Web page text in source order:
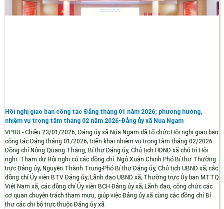
Hội nghị giao ban công tác Đảng tháng 01 năm 2026; phương hướng,
nhiệm vụ trọng tâm tháng 02 năm 2026-Đảng ủy xã Núa Ngam
VPĐU - Chiều 23/01/2026, Đảng ủy xã Núa Ngam đã tổ chức Hội nghị giao ban
công tác Đảng tháng 01/2026; triển khai nhiệm vụ trọng tâm tháng 02/2026.
Đồng chí Nông Quang Thắng, Bí thư Đảng ủy, Chủ tịch HĐND xã chủ trì Hội
nghị. Tham dự Hội nghị có các đồng chí: Ngô Xuân Chinh Phó Bí thư Thường
trực Đảng ủy; Nguyễn Thành Trung-Phó Bí thư Đảng ủy, Chủ tịch UBND xã; các
đồng chí Ủy viên BTV Đảng ủy; Lãnh đạo UBND xã; Thường trực Ủy ban MTTQ
Việt Nam xã, các đồng chí Ủy viên BCH Đảng ủy xã; Lãnh đạo, công chức các
cơ quan chuyên trách tham mưu, giúp việc Đảng ủy xã cùng các đồng chí Bí
thư các chi bộ trực thuộc Đảng ủy xã.